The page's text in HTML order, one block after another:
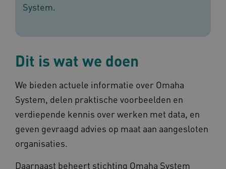
System.
Dit is wat we doen
We bieden actuele informatie over Omaha
System, delen praktische voorbeelden en
verdiepende kennis over werken met data, en
geven gevraagd advies op maat aan aangesloten
organisaties.
Daarnaast beheert stichting Omaha System